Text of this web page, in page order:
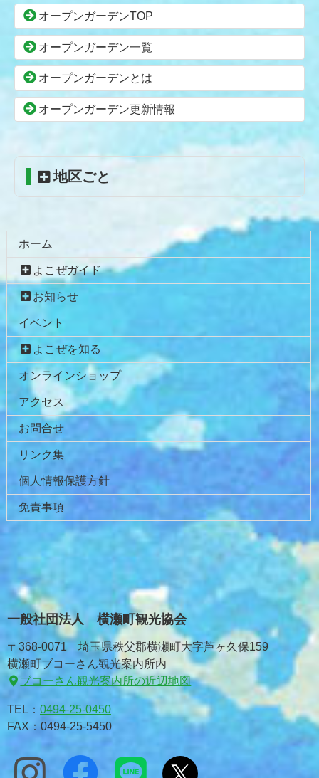
ン
ン
ツ
文
先
へ
る
ー
の
先
へ
る
オープンガーデンTOP
オープンガーデン一覧
オープンガーデンとは
オープンガーデン更新情報
地区ごと
ホーム
よこぜガイド
お知らせ
イベント
よこぜを知る
オンラインショップ
アクセス
お問合せ
リンク集
個人情報保護方針
免責事項
一般社団法人 横瀬町観光協会
〒368-0071 埼玉県秩父郡横瀬町大字芦ヶ久保159
横瀬町ブコーさん観光案内所内
ブコーさん観光案内所の近辺地図
TEL： 0494-25-0450
FAX：0494-25-5450